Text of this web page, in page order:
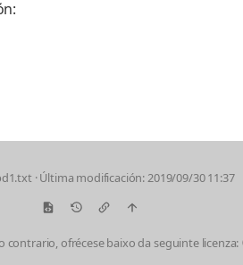
· Última modificación: 2019/09/30 11:37
ofrécese baixo da seguinte licenza: